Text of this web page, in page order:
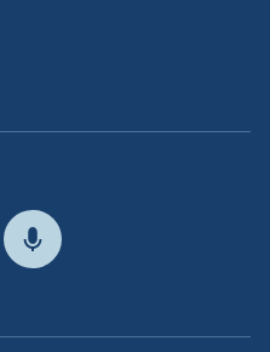
Följ
oss